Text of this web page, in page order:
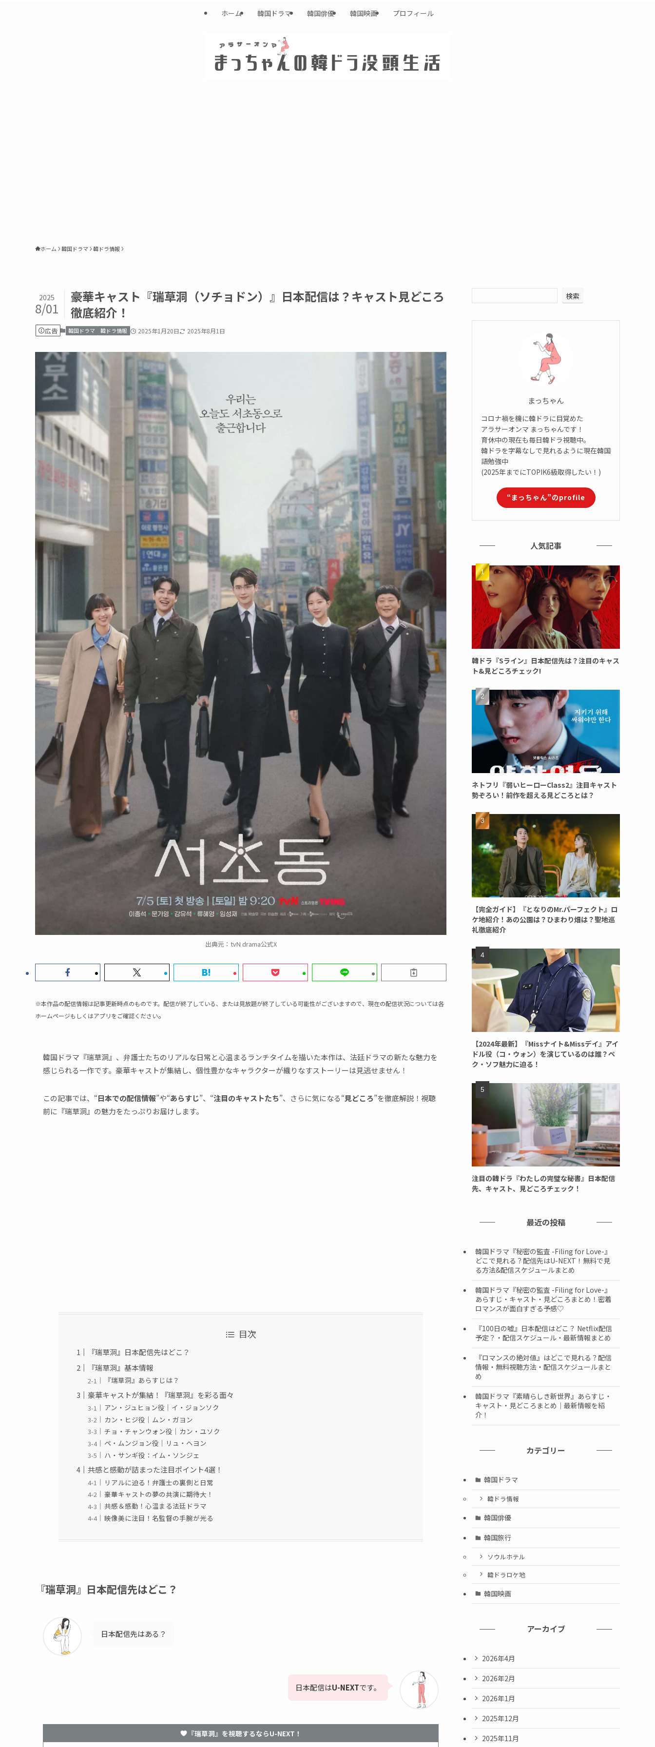
ホーム 韓国ドラマ 韓国俳優 韓国映画 プロフィール
ホーム 韓国ドラマ 韓ドラ情報
豪華キャスト『瑞草洞（ソチョドン）』日本配信は？キャスト見どころ
徹底紹介！
2025
8/01
広告 韓国ドラマ 韓ドラ情報 2025年1月20日 2025年8月1日
出典元：tvN drama公式X
※本作品の配信情報は記事更新時点のものです。配信が終了している、または見放題が終了している可能性がございますので、現在の配信状況については各
ホームページもしくはアプリをご確認ください。
韓国ドラマ『瑞草洞』、弁護士たちのリアルな日常と心温まるランチタイムを描いた本作は、法廷ドラマの新たな魅力を
感じられる一作です。豪華キャストが集結し、個性豊かなキャラクターが織りなすストーリーは見逃せません！
この記事では、“日本での配信情報”や“あらすじ”、“注目のキャストたち”、さらに気になる“見どころ”を徹底解説！視聴
前に『瑞草洞』の魅力をたっぷりお届けします。
目次
『瑞草洞』日本配信先はどこ？
『瑞草洞』基本情報
『瑞草洞』あらすじは？
豪華キャストが集結！『瑞草洞』を彩る面々
アン・ジュヒョン役｜イ・ジョンソク
カン・ヒジ役｜ムン・ガヨン
チョ・チャンウォン役｜カン・ユソク
ペ・ムンジョン役｜リュ・ヘヨン
ハ・サンギ役：イム・ソンジェ
共感と感動が詰まった注目ポイント4選！
リアルに迫る！弁護士の裏側と日常
豪華キャストの夢の共演に期待大！
共感＆感動！心温まる法廷ドラマ
映像美に注目！名監督の手腕が光る
『瑞草洞』日本配信先はどこ？
日本配信先はある？
日本配信はU-NEXTです。
『瑞草洞』を視聴するならU-NEXT！
検索
まっちゃん
コロナ禍を機に韓ドラに目覚めた
アラサーオンマ まっちゃんです！
育休中の現在も毎日韓ドラ視聴中。
韓ドラを字幕なしで見れるように現在韓国
語勉強中
(2025年までにTOPIK6級取得したい！)
“まっちゃん”のprofile
人気記事
韓ドラ『Sライン』日本配信先は？注目のキャス
ト&見どころチェック!
ネトフリ『弱いヒーローClass2』注目キャスト
勢ぞろい！前作を超える見どころとは？
【完全ガイド】『となりのMr.パーフェクト』ロ
ケ地紹介！あの公園は？ひまわり畑は？聖地巡
礼徹底紹介
【2024年最新】『Missナイト&Missデイ』アイ
ドル役（コ・ウォン）を演じているのは誰？ペ
ク・ソフ魅力に迫る！
注目の韓ドラ『わたしの完璧な秘書』日本配信
先、キャスト、見どころチェック！
最近の投稿
韓国ドラマ『秘密の監査 -Filing for Love-』
どこで見れる？配信先はU-NEXT！無料で見
る方法&配信スケジュールまとめ
韓国ドラマ『秘密の監査 -Filing for Love-』
あらすじ・キャスト・見どころまとめ！密着
ロマンスが面白すぎる予感♡
『100日の嘘』日本配信はどこ？ Netflix配信
予定？・配信スケジュール・最新情報まとめ
『ロマンスの絶対値』はどこで見れる？配信
情報・無料視聴方法・配信スケジュールまと
め
韓国ドラマ『素晴らしき新世界』あらすじ・
キャスト・見どころまとめ｜最新情報を紹
介！
カテゴリー
韓国ドラマ
韓ドラ情報
韓国俳優
韓国旅行
ソウルホテル
韓ドラロケ地
韓国映画
アーカイブ
2026年4月
2026年2月
2026年1月
2025年12月
2025年11月